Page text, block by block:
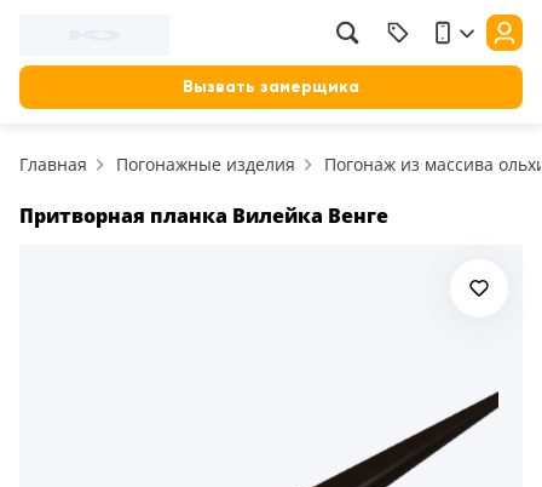
Вызвать замерщика
Главная Погонажные изделия Погонаж из массива
Притворная планка Вилейка Венге